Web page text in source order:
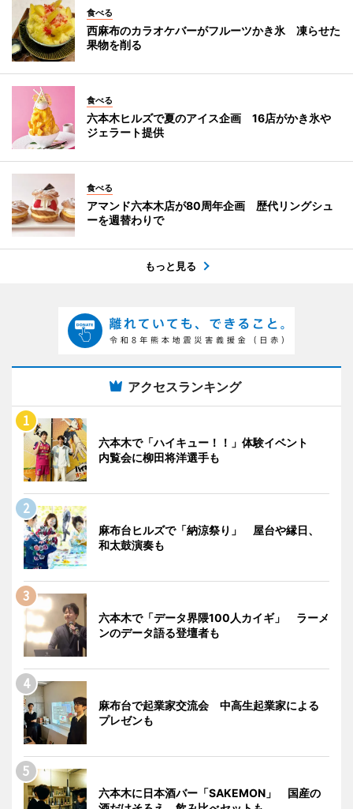
食べる
西麻布のカラオケバーがフルーツかき氷 凍らせた
果物を削る
食べる
六本木ヒルズで夏のアイス企画 16店がかき氷や
ジェラート提供
食べる
アマンド六本木店が80周年企画 歴代リングシュ
ーを週替わりで
もっと見る
アクセスランキング
六本木で「ハイキュー！！」体験イベント
内覧会に柳田将洋選手も
麻布台ヒルズで「納涼祭り」 屋台や縁日、
和太鼓演奏も
六本木で「データ界隈100人カイギ」 ラーメ
ンのデータ語る登壇者も
麻布台で起業家交流会 中高生起業家による
プレゼンも
六本木に日本酒バー「SAKEMON」 国産の